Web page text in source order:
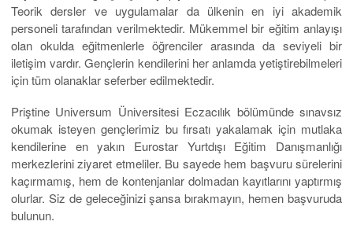
Teorik dersler ve uygulamalar da ülkenin en iyi akademik
personeli tarafından verilmektedir. Mükemmel bir eğitim anlayışı
olan okulda eğitmenlerle öğrenciler arasında da seviyeli bir
iletişim vardır. Gençlerin kendilerini her anlamda yetiştirebilmeleri
için tüm olanaklar seferber edilmektedir.
Priştine Universum Üniversitesi Eczacılık bölümünde sınavsız
okumak isteyen gençlerimiz bu fırsatı yakalamak için mutlaka
kendilerine en yakın Eurostar Yurtdışı Eğitim Danışmanlığı
merkezlerini ziyaret etmeliler. Bu sayede hem başvuru sürelerini
kaçırmamış, hem de kontenjanlar dolmadan kayıtlarını yaptırmış
olurlar. Siz de geleceğinizi şansa bırakmayın, hemen başvuruda
bulunun.